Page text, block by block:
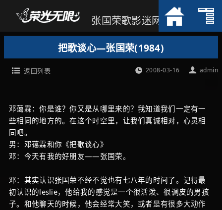
张国荣歌影迷网
把歌谈心—张国荣(1984)
admin
2008-03-16
返回列表
邓蔼霖：你是谁？你又是从哪里来的？我知道我们一定有一
些相同的地方的。在这个时空里，让我们真诚相对，心灵相
同吧。
男：邓蔼霖和你《把歌谈心》
邓：今天有我的好朋友——张国荣。
邓：其实认识张国荣不经不觉也有七八年的时间了。记得最
初认识的leslie，他给我的感觉是一个很活泼、很调皮的男孩
子。和他聊天的时候，他会经常大笑，或者是有很多大动作